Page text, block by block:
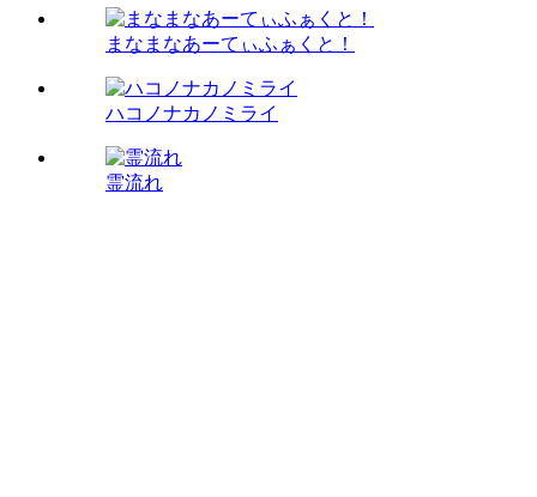
まなまなあーてぃふぁくと！
ハコノナカノミライ
霊流れ